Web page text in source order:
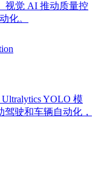
视觉 AI 推动质量控
化。
YOLO 模
驶和车辆自动化，